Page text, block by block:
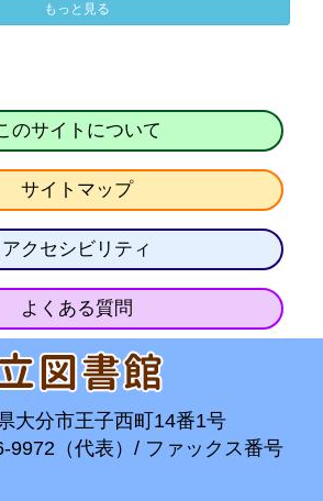
もっと見る
のサイトについて
サイトマップ
アクセシビリティ
よくある質問
大分市王子西町14番1号
9972（代表）/ ファックス番号